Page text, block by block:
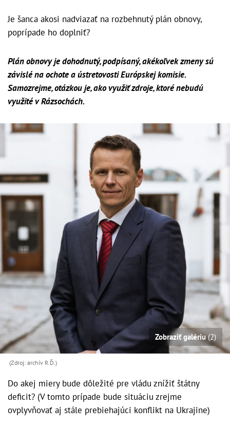
Je šanca akosi nadviazať na rozbehnutý plán obnovy,
poprípade ho doplniť?
Plán obnovy je dohodnutý, podpísaný, akékoľvek zmeny sú
závislé na ochote a ústretovosti Európskej komisie.
Samozrejme, otázkou je, ako využiť zdroje, ktoré nebudú
využité v Rázsochách.
Zobraziť galériu(2)
(Zdroj: archív R.Ď.)
Do akej miery bude dôležité pre vládu znížiť štátny
deficit? (V tomto prípade bude situáciu zrejme
ovplyvňovať aj stále prebiehajúci konflikt na Ukrajine)